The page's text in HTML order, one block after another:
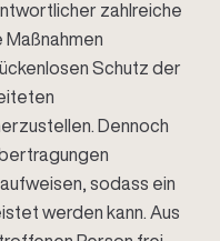
zahlreiche
Schutz der
Dennoch
sodass ein
werden kann. Aus